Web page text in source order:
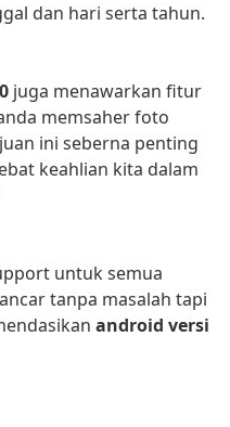
dan hari serta tahun.
juga menawarkan fitur
memsaher foto
ini seberna penting
keahlian kita dalam
untuk semua
tanpa masalah tapi
android versi